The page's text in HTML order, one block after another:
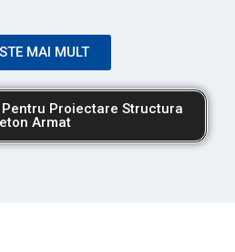
MAI MULT
Proiectare Structura
Armat